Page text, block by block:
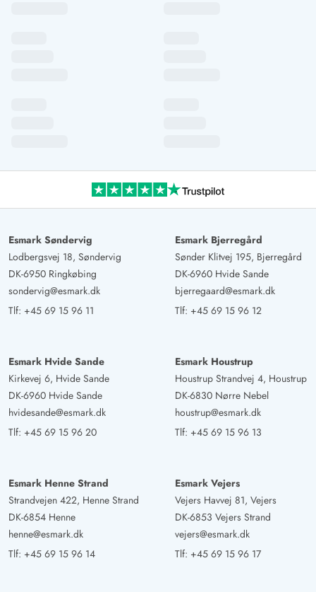
Esmark Søndervig
Lodbergsvej 18, Søndervig
DK-6950 Ringkøbing
sondervig@esmark.dk
Tlf: +45 69 15 96 11
Esmark Bjerregård
Sønder Klitvej 195, Bjerregård
DK-6960 Hvide Sande
bjerregaard@esmark.dk
Tlf: +45 69 15 96 12
Esmark Hvide Sande
Kirkevej 6, Hvide Sande
DK-6960 Hvide Sande
hvidesande@esmark.dk
Tlf: +45 69 15 96 20
Esmark Houstrup
Houstrup Strandvej 4, Houstrup
DK-6830 Nørre Nebel
houstrup@esmark.dk
Tlf: +45 69 15 96 13
Esmark Henne Strand
Strandvejen 422, Henne Strand
DK-6854 Henne
henne@esmark.dk
Tlf: +45 69 15 96 14
Esmark Vejers
Vejers Havvej 81, Vejers
DK-6853 Vejers Strand
vejers@esmark.dk
Tlf: +45 69 15 96 17